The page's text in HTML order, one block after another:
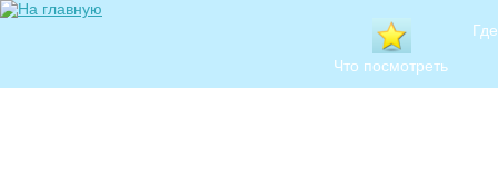
Что посмотреть